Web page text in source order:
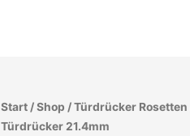
Start /Shop /Türdrücker Rosetten
Türdrücker 21.4mm
Drückerrosette
antik